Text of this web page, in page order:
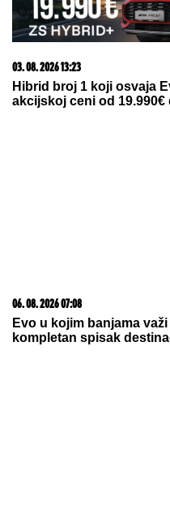
KAKO SE PRAVI
napitak koji osvaja svet